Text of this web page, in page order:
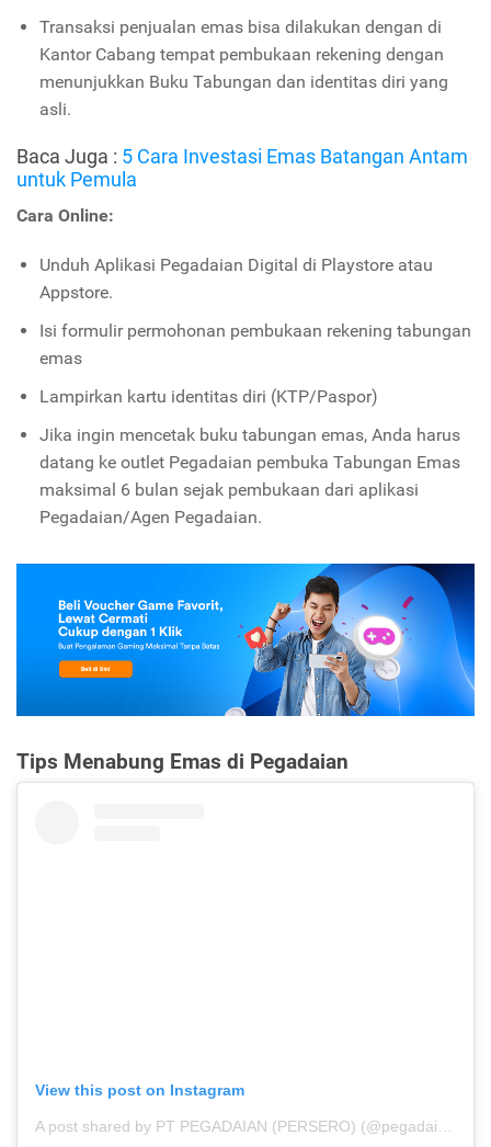
Transaksi penjualan emas bisa dilakukan dengan di
Kantor Cabang tempat pembukaan rekening dengan
menunjukkan Buku Tabungan dan identitas diri yang
asli.
Baca Juga : 5 Cara Investasi Emas Batangan Antam
untuk Pemula
Cara Online:
Unduh Aplikasi Pegadaian Digital di Playstore atau
Appstore.
Isi formulir permohonan pembukaan rekening tabungan
emas
Lampirkan kartu identitas diri (KTP/Paspor)
Jika ingin mencetak buku tabungan emas, Anda harus
datang ke outlet Pegadaian pembuka Tabungan Emas
maksimal 6 bulan sejak pembukaan dari aplikasi
Pegadaian/Agen Pegadaian.
Tips Menabung Emas di Pegadaian
View this post on Instagram
A post shared by PT PEGADAIAN (PERSERO) (@pegadaian_id)